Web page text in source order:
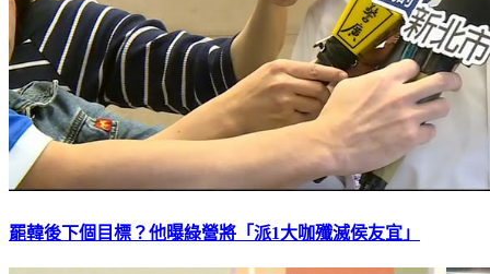
罷韓後下個目標？他曝綠營將「派1大咖殲滅侯友宜」